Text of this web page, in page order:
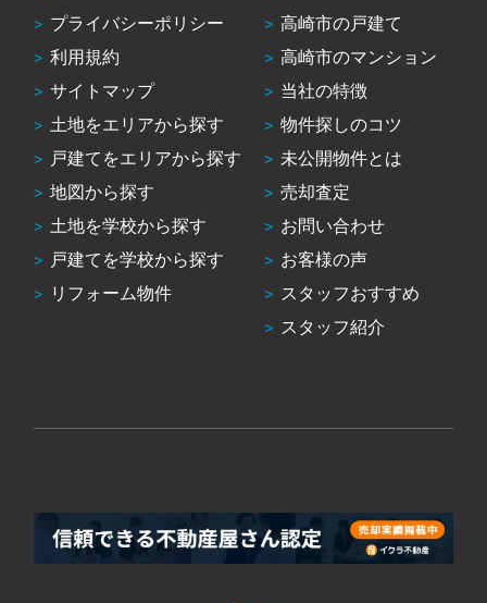
プライバシーポリシー
利用規約
サイトマップ
土地をエリアから探す
戸建てをエリアから探す
地図から探す
土地を学校から探す
戸建てを学校から探す
リフォーム物件
高崎市の戸建て
高崎市のマンション
当社の特徴
物件探しのコツ
未公開物件とは
売却査定
お問い合わせ
お客様の声
スタッフおすすめ
スタッフ紹介